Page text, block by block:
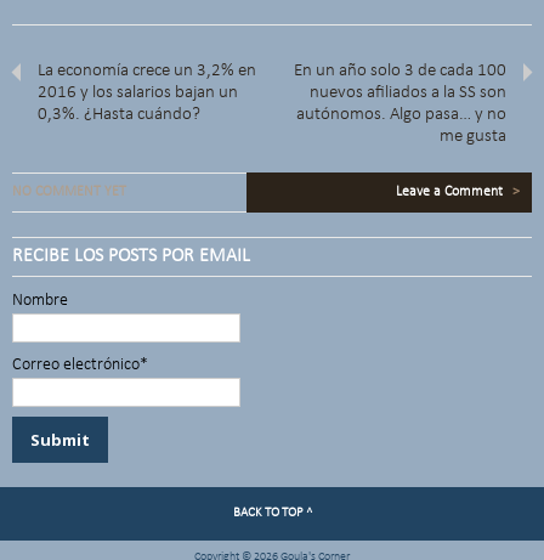
La economía crece un 3,2% en
2016 y los salarios bajan un
0,3%. ¿Hasta cuándo?
En un año solo 3 de cada 100
nuevos afiliados a la SS son
autónomos. Algo pasa… y no
me gusta
NO COMMENT YET Leave a Comment >
RECIBE LOS POSTS POR EMAIL
Nombre
Correo electrónico*
BACK TO TOP ^